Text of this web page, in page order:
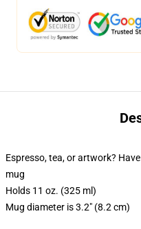
Espresso, tea, or artwork?
mug
Holds 11 oz. (325 ml)
Mug diameter is 3.2" (8.2 cm)